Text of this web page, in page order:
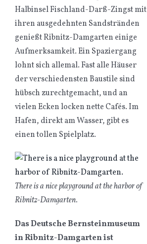
Halbinsel Fischland-Darß-Zingst mit
ihren ausgedehnten Sandstränden
genießt Ribnitz-Damgarten einige
Aufmerksamkeit. Ein Spaziergang
lohnt sich allemal. Fast alle Häuser
der verschiedensten Baustile sind
hübsch zurechtgemacht, und an
vielen Ecken locken nette Cafés. Im
Hafen, direkt am Wasser, gibt es
einen tollen Spielplatz.
There is a nice playground at the harbor of
Ribnitz-Damgarten.
Das Deutsche Bernsteinmuseum
in Ribnitz-Damgarten ist